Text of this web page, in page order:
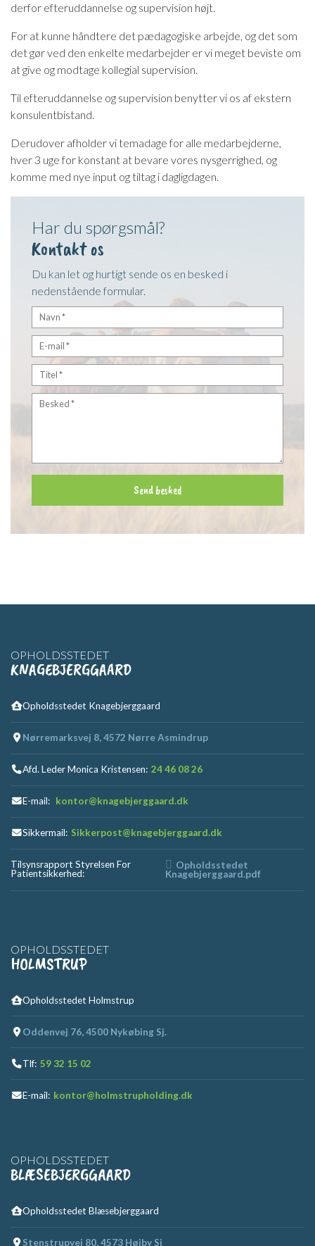
derfor efteruddannelse og supervision højt.
For at kunne håndtere det pædagogiske arbejde, og det som
det gør ved den enkelte medarbejder er vi meget beviste om
at give og modtage kollegial supervision.
Til efteruddannelse og supervision benytter vi os af ekstern
konsulentbistand.
Derudover afholder vi temadage for alle medarbejderne,
hver 3 uge for konstant at bevare vores nysgerrighed, og
komme med nye input og tiltag i dagligdagen.​
Har du spørgsmål?
Kontakt os
Du kan let og hurtigt sende os en besked i
nedenstående formular.
OPHOLDSSTEDET
KNAGEBJERGGAARD
Opholdsstedet Knagebjerggaard
Nørremarksvej 8, 4572 Nørre Asmindrup
Afd. Leder Monica Kristensen: 24 46 08 26
E-mail: kontor@knagebjerggaard.dk
Sikkermail: Sikkerpost@knagebjerggaard.dk
Tilsynsrapport Styrelsen For
Patientsikkerhed:
Opholdsstedet
Knagebjerggaard.pdf
OPHOLDSSTEDET
HOLMSTRUP
Opholdsstedet Holmstrup
Oddenvej 76, 4500 Nykøbing Sj.
Tlf: 59 32 15 02
E-mail: kontor@holmstrupholding.dk
OPHOLDSSTEDET
BLÆSEBJERGGAARD
Opholdsstedet Blæsebjerggaard
Stenstrupvej 80, 4573 Højby Sj